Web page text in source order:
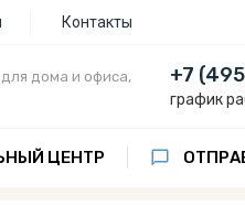
Контакты
дома и офиса,
+7
график
ЦЕНТР